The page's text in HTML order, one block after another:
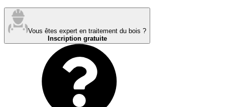
Vous êtes expert en traitement du bois ?
Inscription gratuite